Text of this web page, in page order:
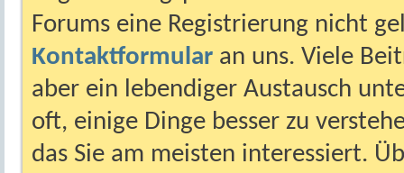
Forums eine Registrierung nicht
Kontaktformular an uns. Viele
aber ein lebendiger Austausch
oft, einige Dinge besser zu
das Sie am meisten interessiert.